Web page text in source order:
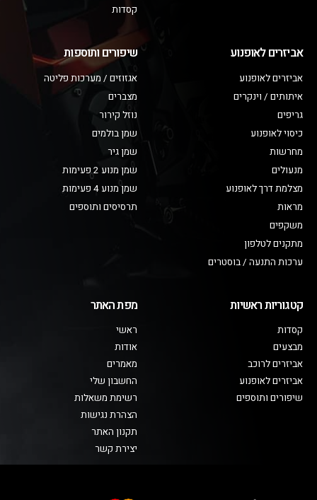
קסדות
אביזרים לאופנוע
אביזרים לאופנוע
איתותים / וינקרים
גריפים
כיסוי לאופנוע
מחרשות
מנעולים
מצלמת דרך לאופנוע
מראות
משקפים
מתקנים לטלפון
ערכות התנעה / בוסטרים
שיפורים ותוספות
אגזוזים / מערכות פליטה
מצברים
נוזל קירור
שמן בולמים
שמן גיר
שמן מנוע 2 פעימות
שמן מנוע 4 פעימות
תרסיסים ותוספים
קטגוריות ראשיות
קסדות
מבצעים
אביזרים לרוכב
אביזרים לאופנוע
שיפורים ותוספים
מפת האתר
ראשי
אודות
מאמרים
החשבון שלי
רשימת משאלות
הצהרת נגישות
תקנון האתר
יצירת קשר